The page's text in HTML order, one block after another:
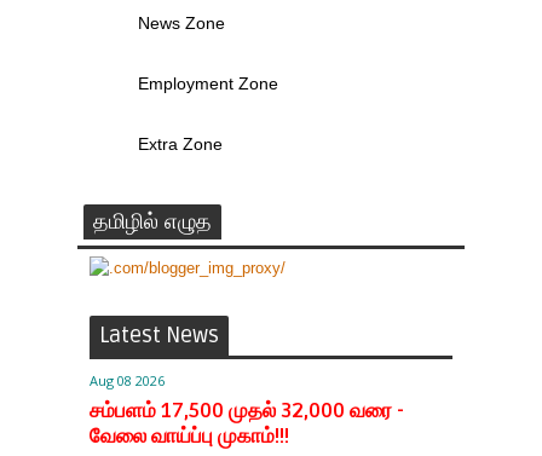
News Zone
Employment Zone
Extra Zone
தமிழில் எழுத
Latest News
Aug 08 2026
சம்பளம் 17,500 முதல் 32,000 வரை -
வேலை வாய்ப்பு முகாம்!!!